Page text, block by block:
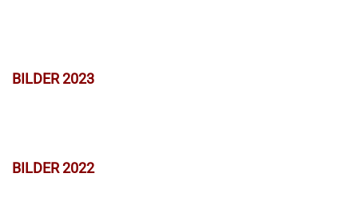
BILDER 2023
BILDER 2022